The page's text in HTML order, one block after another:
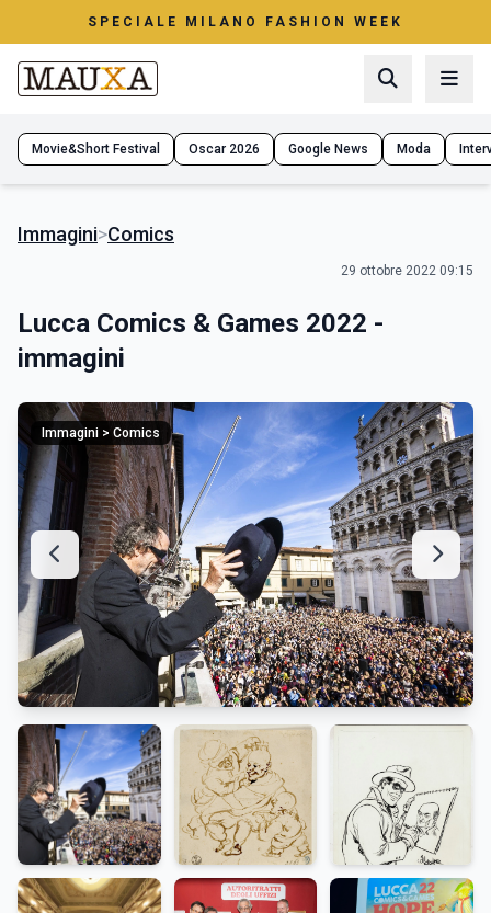
SPECIALE MILANO FASHION WEEK
Movie&Short Festival Oscar 2026 Google News Moda
Immagini>Comics
29 ottobre 2022 09:15
Lucca Comics & Games 2022 -
immagini
Immagini > Comics